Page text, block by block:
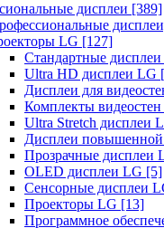
дисплеи [389]
LG [127]
Стандартные
Ultra HD дисплеи LG
Дисплеи для
Комплекты
Ultra Stretch дисплеи
Дисплеи повышенной
Прозрачные дисплеи
OLED дисплеи LG [5]
Сенсорные дисплеи
Проекторы LG [13]
Программное